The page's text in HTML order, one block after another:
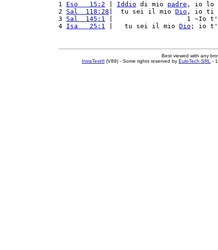
1 Eso   15:2 Iddio di mio padre , io lo
2 Sal  118:28 |  tu sei il mio Dio , io ti
3 Sal  145:1 |                   1 ~Io t'
4 Isa   25:1 |   tu sei il mio Dio ; io t'
Best viewed with any
IntraText®(V89) - Some rights reserved by EuloTech SRL -